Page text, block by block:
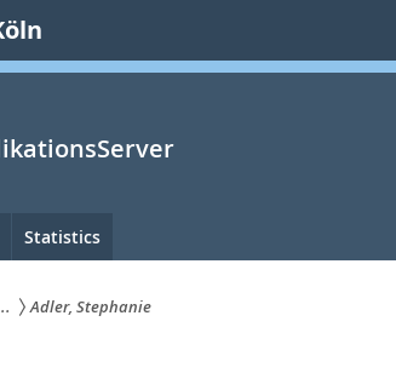
Statistics
Adler, Stephanie